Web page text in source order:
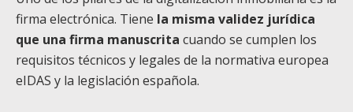
firma electrónica. Tiene la misma validez jurídica
que una firma manuscrita cuando se cumplen los
requisitos técnicos y legales de la normativa europea
eIDAS y la legislación española.